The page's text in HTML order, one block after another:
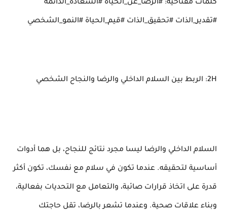
كلمات مفتاحية: #الرضا_عن_الحياة #السعادة_الدائمة
#تقدير_الذات #تحقيق_الذات #قيم_الحياة #النمو_الشخصي
2H: الربط بين السلام الداخلي والرضا والنجاح الشخصي
السلام الداخلي والرضا ليسا مجرد نتائج للنجاح، بل هما أدوات
أساسية لتحقيقه. عندما تكون في سلام مع نفسك، تكون أكثر
قدرة على اتخاذ قرارات صائبة، والتعامل مع التحديات بفعالية،
وبناء علاقات صحية. وعندما تشعر بالرضا، تقل حاجتك